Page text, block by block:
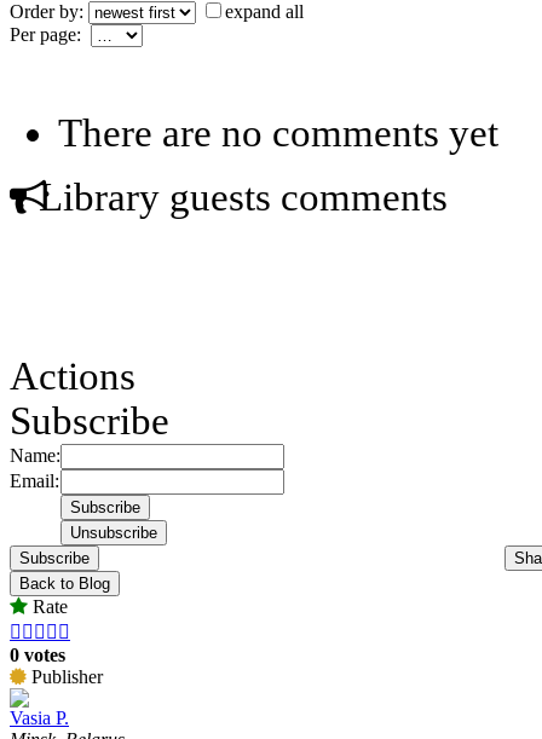
Order by:
expand all
Per page:
There are no comments yet
Library guests comments
Actions
Subscribe
Name:
Email:
Subscribe
Back to Blog
Rate
    
0 votes
Publisher
Vasia P.